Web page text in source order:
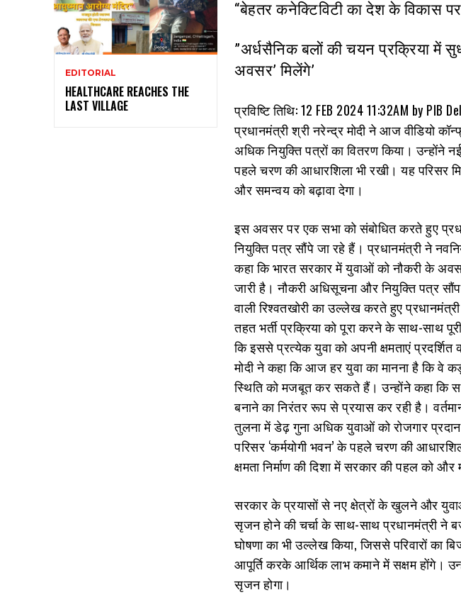
EDITORIAL
HEALTHCARE REACHES THE
LAST VILLAGE
“बेहतर कनेक्टिविटी का देश के विकास
”अर्धसैनिक बलों की चयन प्रक्रिया में
अवसर’ मिलेंगे’
प्रविष्टि तिथि: 12 FEB 2024 11:32AM by PIB
प्रधानमंत्री श्री नरेन्‍द्र मोदी ने आज वीडियो
अधिक नियुक्ति पत्रों का वितरण किया। उन्होंने
पहले चरण की आधारशिला भी रखी। यह परिसर
और समन्‍वय को बढ़ावा देगा।
इस अवसर पर एक सभा को संबोधित करते हुए
नियुक्ति पत्र सौंपे जा रहे हैं। प्रधानमंत्री ने
कहा कि भारत सरकार में युवाओं को नौकरी के
जारी है। नौकरी अधिसूचना और नियुक्ति पत्र
वाली रिश्वतखोरी का उल्‍लेख करते हुए
तहत भर्ती प्रक्रिया को पूरा करने के साथ-साथ
कि इससे प्रत्येक युवा को अपनी क्षमताएं
मोदी ने कहा कि आज हर युवा का मानना ​​है कि
स्थिति को मजबूत कर सकते हैं। उन्‍होंने कहा कि
बनाने का निरंतर रूप से प्रयास कर रही है।
तुलना में डेढ़ गुना अधिक युवाओं को रोजगार
परिसर ‘कर्मयोगी भवन’ के पहले चरण की
क्षमता निर्माण की दिशा में सरकार की पहल को
सरकार के प्रयासों से नए क्षेत्रों के खुलने और
सृजन होने की चर्चा के साथ-साथ प्रधानमंत्री ने
घोषणा का भी उल्‍लेख किया, जिससे परिवारों का
आपूर्ति करके आर्थिक लाभ कमाने में सक्षम होंगे।
सृजन होगा।